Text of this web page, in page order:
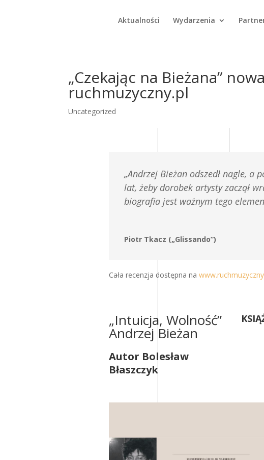
Aktualności Wydarzenia
„Czekając na Bieżana”
ruchmuzyczny.pl
Uncategorized
„Andrzej Bieżan odszedł nagle, a
lat, żeby dorobek artysty zaczął
biografia jest ważnym tego
Piotr Tkacz („Glissando”)
Cała recenzja dostępna na
„Intuicja, Wolność”
Andrzej Bieżan
Autor Bolesław
Błaszczyk